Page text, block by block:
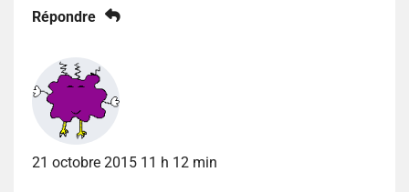
Répondre
21 octobre 2015 11 h 12 min